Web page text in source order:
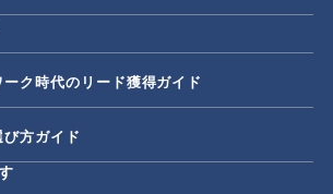
ーク時代のリード獲得ガイド
方ガイド